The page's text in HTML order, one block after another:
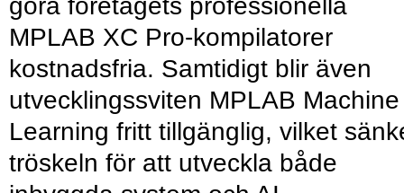
göra företagets professionella
MPLAB XC Pro-kompilatorer
kostnadsfria. Samtidigt blir även
utvecklingssviten MPLAB Machine
Learning fritt tillgänglig, vilket
tröskeln för att utveckla både